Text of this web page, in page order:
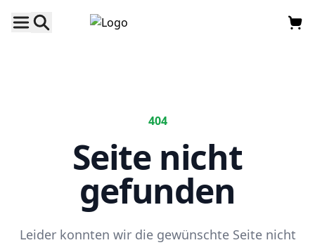
404
Seite nicht
gefunden
Leider konnten wir die gewünschte Seite nicht